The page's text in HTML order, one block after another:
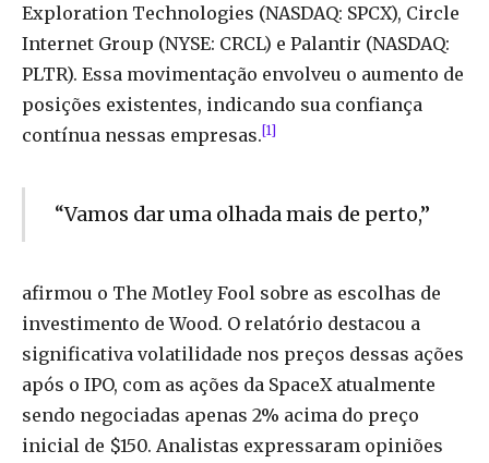
Exploration Technologies (NASDAQ: SPCX), Circle
Internet Group (NYSE: CRCL) e Palantir (NASDAQ:
PLTR). Essa movimentação envolveu o aumento de
posições existentes, indicando sua confiança
contínua nessas empresas. [1]
“Vamos dar uma olhada mais de perto,”
afirmou o The Motley Fool sobre as escolhas de
investimento de Wood. O relatório destacou a
significativa volatilidade nos preços dessas ações
após o IPO, com as ações da SpaceX atualmente
sendo negociadas apenas 2% acima do preço
inicial de $150. Analistas expressaram opiniões